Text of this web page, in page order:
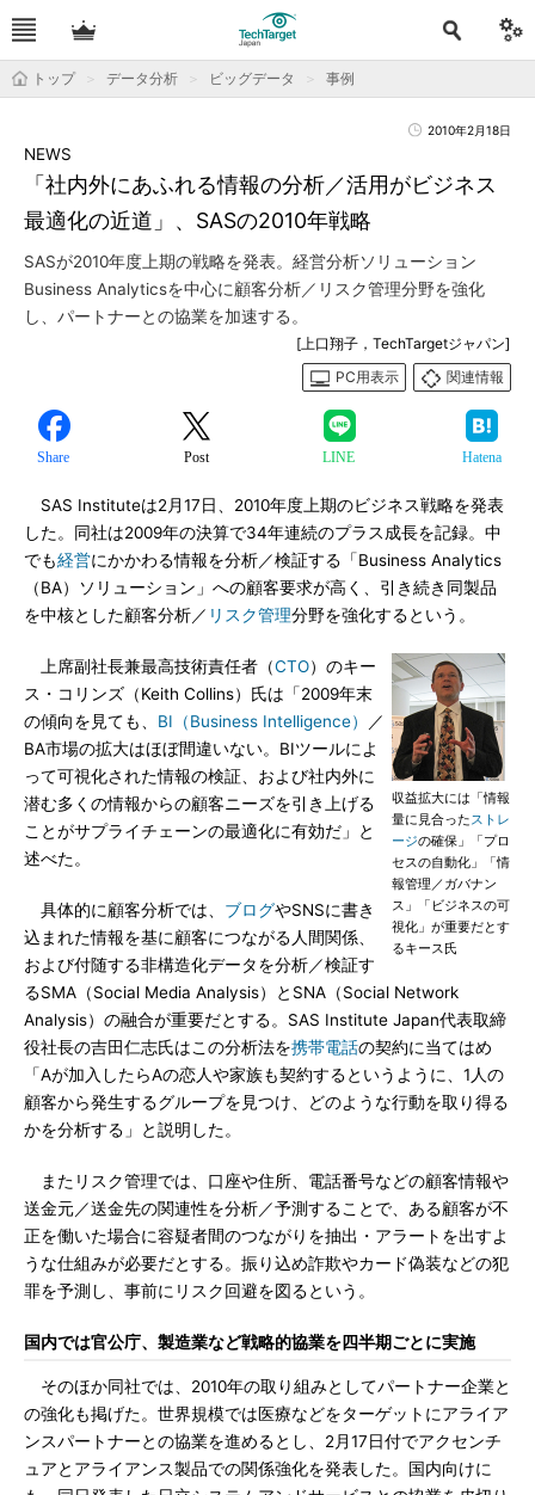
トップ データ分析 ビッグデータ 事例
2010年2月18日
「社内外にあふれる情報の分析／活用がビジネス
最適化の近道」、SASの2010年戦略
NEWS
SASが2010年度上期の戦略を発表。経営分析ソリューション
Business Analyticsを中心に顧客分析／リスク管理分野を強化
し、パートナーとの協業を加速する。
[上口翔子，TechTargetジャパン]
PC用表示
関連情報
Share Post LINE Hatena
SAS Instituteは2月17日、2010年度上期のビジネス戦略を発表
した。同社は2009年の決算で34年連続のプラス成長を記録。中
でも経営にかかわる情報を分析／検証する「Business Analytics
（BA）ソリューション」への顧客要求が高く、引き続き同製品
を中核とした顧客分析／ リスク管理分野を強化するという。
収益拡大には「情報
量に見合ったストレ
ージの確保」「プロ
セスの自動化」「情
報管理／ガバナン
ス」「ビジネスの可
視化」が重要だとす
るキース氏
上席副社長兼最高技術責任者（CTO）のキー
ス・コリンズ（Keith Collins）氏は「2009年末
の傾向を見ても、 BI（Business Intelligence）
／
BA市場の拡大はほぼ間違いない。BIツールによ
って可視化された情報の検証、および社内外に
潜む多くの情報からの顧客ニーズを引き上げる
ことがサプライチェーンの最適化に有効だ」と
述べた。
具体的に顧客分析では、 ブログやSNSに書き
込まれた情報を基に顧客につながる人間関係、
および付随する非構造化データを分析／検証す
るSMA（Social Media Analysis）とSNA（Social Network
Analysis）の融合が重要だとする。SAS Institute Japan代表取締
役社長の吉田仁志氏はこの分析法を携帯電話の契約に当てはめ
「Aが加入したらAの恋人や家族も契約するというように、1人の
顧客から発生するグループを見つけ、どのような行動を取り得る
かを分析する」と説明した。
またリスク管理では、口座や住所、電話番号などの顧客情報や
送金元／送金先の関連性を分析／予測することで、ある顧客が不
正を働いた場合に容疑者間のつながりを抽出・アラートを出すよ
うな仕組みが必要だとする。振り込め詐欺やカード偽装などの犯
罪を予測し、事前にリスク回避を図るという。
国内では官公庁、製造業など戦略的協業を四半期ごとに実施
そのほか同社では、2010年の取り組みとしてパートナー企業と
の強化も掲げた。世界規模では医療などをターゲットにアライア
ンスパートナーとの協業を進めるとし、2月17日付でアクセンチ
ュアとアライアンス製品での関係強化を発表した。国内向けに